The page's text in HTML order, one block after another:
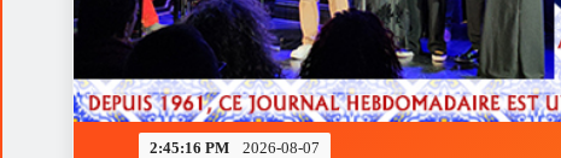
2:45:17 PM 2026-08-07
Ferrari rendida à estratégia de Verstappen